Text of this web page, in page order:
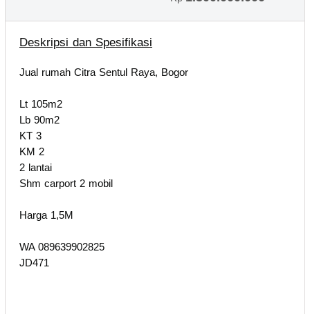
Deskripsi dan Spesifikasi
Jual rumah Citra Sentul Raya, Bogor
Lt 105m2
Lb 90m2
KT 3
KM 2
2 lantai
Shm carport 2 mobil
Harga 1,5M
WA 089639902825
JD471